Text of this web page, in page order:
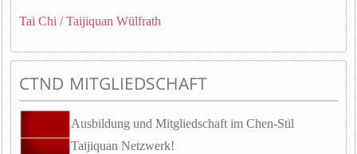
Tai Chi / Taijiquan Wülfrath
CTND MITGLIEDSCHAFT
Ausbildung und Mitgliedschaft im Chen-Stil
Taijiquan Netzwerk!